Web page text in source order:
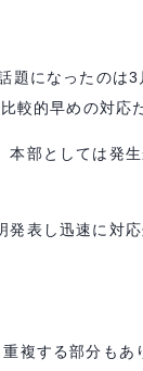
題になったのは3
較的早めの対応
本部としては発生
表し迅速に対
複する部分もあ